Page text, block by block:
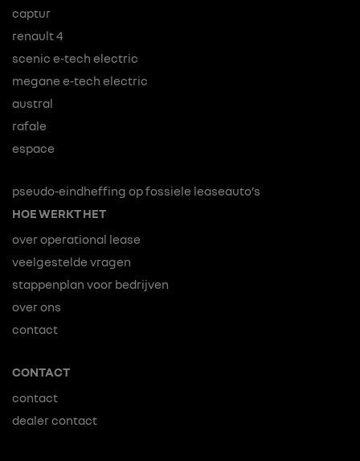
captur
renault 4
scenic e-tech electric
megane e-tech electric
austral
rafale
espace
pseudo-eindheffing op fossiele leaseauto’s
HOE WERKT HET
over operational lease
veelgestelde vragen
stappenplan voor bedrijven
over ons
contact
CONTACT
contact
dealer contact